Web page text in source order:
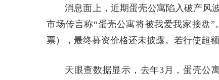
消息面上，近期蛋壳公寓陷入破产风
市场传言称“蛋壳公寓将被我爱我家接盘
票），最终募资价格还未披露。若行使超
天眼查数据显示，去年3月，蛋壳公